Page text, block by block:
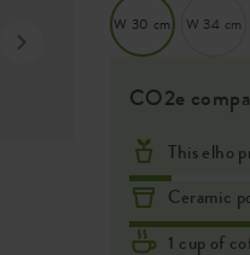
W 30 cm W 34 cm
CO2e
This elho
Ceramic
1 cup of